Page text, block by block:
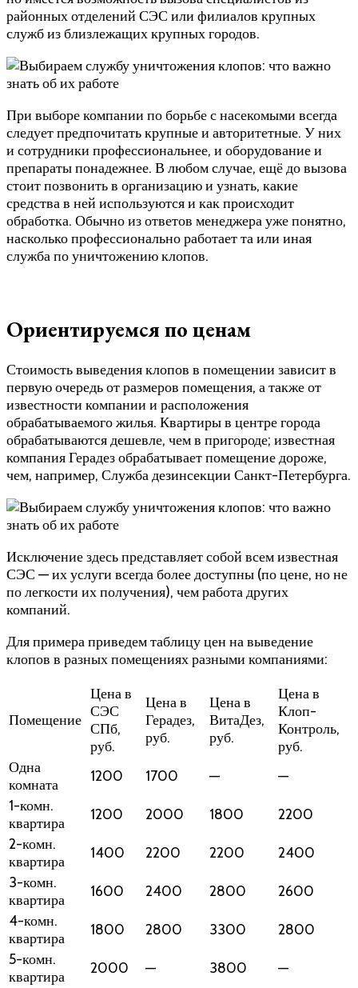
районных отделений СЭС или филиалов крупных
служб из близлежащих крупных городов.
При выборе компании по борьбе с насекомыми всегда
следует предпочитать крупные и авторитетные. У них
и сотрудники профессиональнее, и оборудование и
препараты понадежнее. В любом случае, ещё до вызова
стоит позвонить в организацию и узнать, какие
средства в ней используются и как происходит
обработка. Обычно из ответов менеджера уже понятно,
насколько профессионально работает та или иная
служба по уничтожению клопов.
Ориентируемся по ценам
Стоимость выведения клопов в помещении зависит в
первую очередь от размеров помещения, а также от
известности компании и расположения
обрабатываемого жилья. Квартиры в центре города
обрабатываются дешевле, чем в пригороде; известная
компания Герадез обрабатывает помещение дороже,
чем, например, Служба дезинсекции Санкт-Петербурга.
Исключение здесь представляет собой всем известная
СЭС — их услуги всегда более доступны (по цене, но не
по легкости их получения), чем работа других
компаний.
Для примера приведем таблицу цен на выведение
клопов в разных помещениях разными компаниями:
Помещение
Цена в
СЭС
СПб,
руб.
Цена в
Герадез,
руб.
Цена в
ВитаДез,
руб.
Цена в
Клоп-
Контроль,
руб.
Одна
комната
1200 1700 —
—
1-комн.
квартира
1200 2000 1800
2200
2-комн.
квартира
1400 2200 2200
2400
3-комн.
квартира
1600 2400 2800
2600
4-комн.
квартира
1800 2800 3300
2800
5-комн.
квартира
2000 — 3800
—